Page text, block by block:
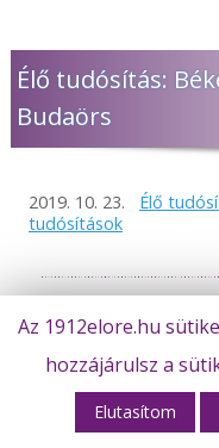
Élő tudósítás:
Budaörs
2019. 10. 23. Élő
tudósítások
Az 1912elore.hu
hozzájárulsz a
Elutasítom